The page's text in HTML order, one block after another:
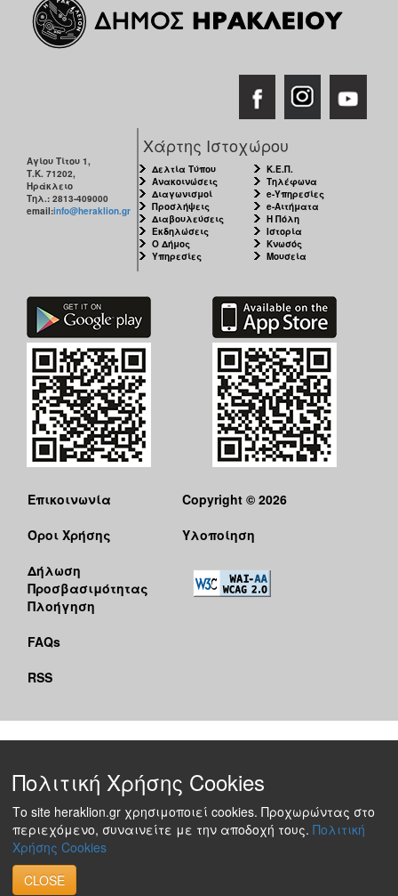
Αγίου Τίτου 1,
Τ.Κ. 71202,
Ηράκλειο
Τηλ.: 2813-409000
email:info@heraklion.gr
Χάρτης Ιστοχώρου
Δελτία Τύπου
Ανακοινώσεις
Διαγωνισμοί
Προσλήψεις
Διαβουλεύσεις
Εκδηλώσεις
Ο Δήμος
Υπηρεσίες
Κ.Ε.Π.
Τηλέφωνα
e-Υπηρεσίες
e-Αιτήματα
Η Πόλη
Ιστορία
Κνωσός
Μουσεία
Επικοινωνία
Όροι Χρήσης
Δήλωση
Προσβασιμότητας
Πλοήγηση
FAQs
RSS
Copyright © 2026
Υλοποίηση
Πολιτική Χρήσης Cookies
Το site heraklion.gr χρησιμοποιεί cookies. Προχωρώντας στο
περιεχόμενο, συναινείτε με την αποδοχή τους. Πολιτική
Χρήσης Cookies
CLOSE